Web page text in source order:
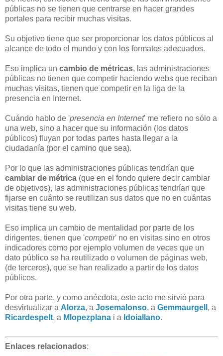
públicas no se tienen que centrarse en hacer grandes
portales para recibir muchas visitas.
Su objetivo tiene que ser proporcionar los datos públicos al
alcance de todo el mundo y con los formatos adecuados.
Eso implica un cambio de métricas, las administraciones
públicas no tienen que competir haciendo webs que reciban
muchas visitas, tienen que competir en la liga de la
presencia en Internet.
Cuándo hablo de 'presencia en Internet' me refiero no sólo a
una web, sino a hacer que su información (los datos
públicos) fluyan por todas partes hasta llegar a la
ciudadanía (por el camino que sea).
Por lo que las administraciones públicas tendrían que
cambiar de métrica (que en el fondo quiere decir cambiar
de objetivos), las administraciones públicas tendrían que
fijarse en cuánto se reutilizan sus datos que no en cuántas
visitas tiene su web.
Eso implica un cambio de mentalidad por parte de los
dirigentes, tienen que 'competir' no en visitas sino en otros
indicadores como por ejemplo volumen de veces que un
dato público se ha reutilizado o volumen de páginas web,
(de terceros), que se han realizado a partir de los datos
públicos.
Por otra parte, y como anécdota, este acto me sirvió para
desvirtualizar a Alorza, a Josemalonso, a Gemmaurgell , a
Ricardespelt, a Mlopezplana i a Idoiallano.
Enlaces relacionados: